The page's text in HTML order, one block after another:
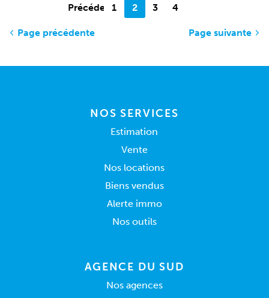
Précédente
1 2 3 4
Page précédente Page suivante
NOS SERVICES
Estimation
Vente
Nos locations
Biens vendus
Alerte immo
Nos outils
AGENCE DU SUD
Nos agences